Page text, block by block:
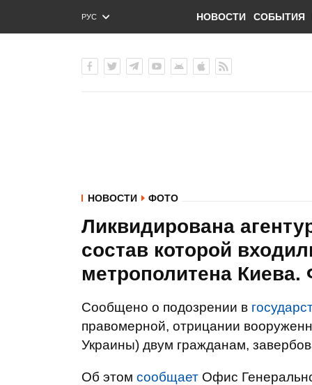
РУС
ENG
НОВОСТИ СОБЫТИЯ
НОВОСТИ ФОТО
Ликвидирована
состав которой
метрополитена
Сообщено о подозрении в
правомерной, отрицании
Украины) двум гражданам,
Об этом сообщает Офис